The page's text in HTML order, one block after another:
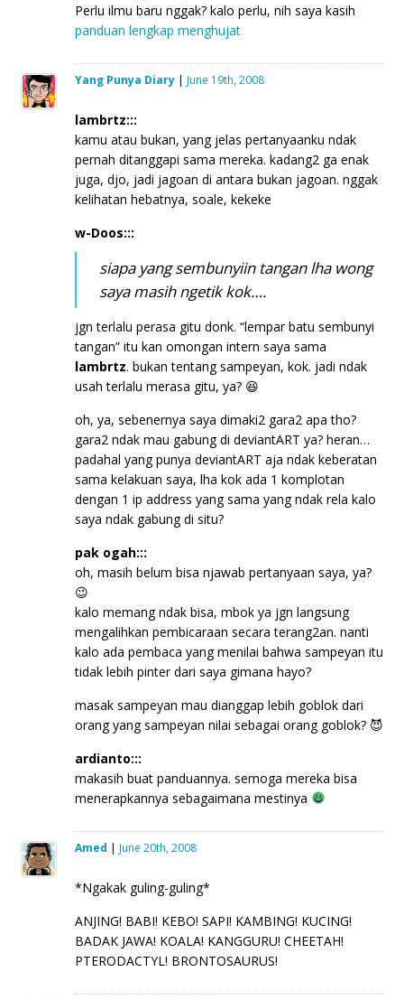
Perlu ilmu baru nggak? kalo perlu, nih saya kasih
panduan lengkap menghujat
Yang Punya Diary| June 19th, 2008
lambrtz:::
kamu atau bukan, yang jelas pertanyaanku ndak
pernah ditanggapi sama mereka. kadang2 ga enak
juga, djo, jadi jagoan di antara bukan jagoan. nggak
kelihatan hebatnya, soale, kekeke
w-Doos:::
siapa yang sembunyiin tangan lha wong
saya masih ngetik kok….
jgn terlalu perasa gitu donk. “lempar batu sembunyi
tangan” itu kan omongan intern saya sama
lambrtz. bukan tentang sampeyan, kok. jadi ndak
usah terlalu merasa gitu, ya? 😆
oh, ya, sebenernya saya dimaki2 gara2 apa tho?
gara2 ndak mau gabung di deviantART ya? heran…
padahal yang punya deviantART aja ndak keberatan
sama kelakuan saya, lha kok ada 1 komplotan
dengan 1 ip address yang sama yang ndak rela kalo
saya ndak gabung di situ?
pak ogah:::
oh, masih belum bisa njawab pertanyaan saya, ya?
😉
kalo memang ndak bisa, mbok ya jgn langsung
mengalihkan pembicaraan secara terang2an. nanti
kalo ada pembaca yang menilai bahwa sampeyan itu
tidak lebih pinter dari saya gimana hayo?
masak sampeyan mau dianggap lebih goblok dari
orang yang sampeyan nilai sebagai orang goblok? 😈
ardianto:::
makasih buat panduannya. semoga mereka bisa
menerapkannya sebagaimana mestinya
Amed | June 20th, 2008
*Ngakak guling-guling*
ANJING! BABI! KEBO! SAPI! KAMBING! KUCING!
BADAK JAWA! KOALA! KANGGURU! CHEETAH!
PTERODACTYL! BRONTOSAURUS!